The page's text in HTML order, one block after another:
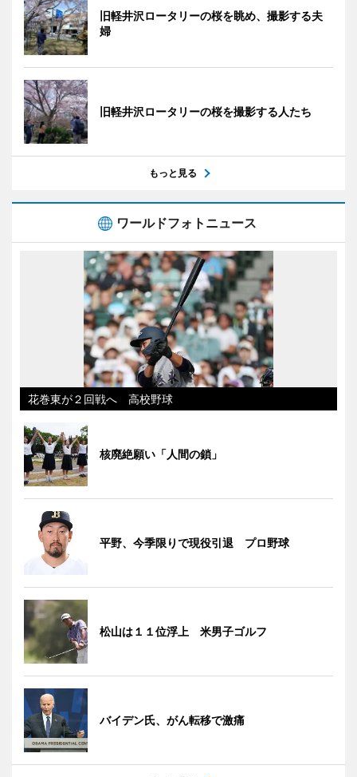
旧軽井沢ロータリーの桜を眺め、撮影する夫
婦
旧軽井沢ロータリーの桜を撮影する人たち
もっと見る
ワールドフォトニュース
花巻東が２回戦へ 高校野球
核廃絶願い「人間の鎖」
平野、今季限りで現役引退 プロ野球
松山は１１位浮上 米男子ゴルフ
バイデン氏、がん転移で激痛